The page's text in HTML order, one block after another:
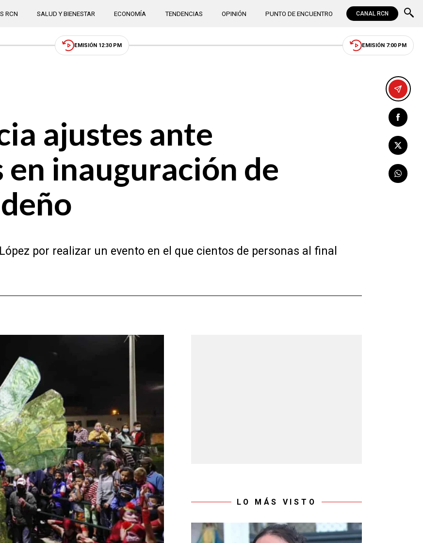
RCN SALUD Y BIENESTAR ECONOMÍA TENDENCIAS OPINIÓN PUNTO DE ENCUENTRO CANAL RCN
EMISIÓN 12:30 PM EMISIÓN 7:00 PM
ajustes ante
inauguración de
por realizar un evento en el que cientos de personas al final
LO MÁS VISTO